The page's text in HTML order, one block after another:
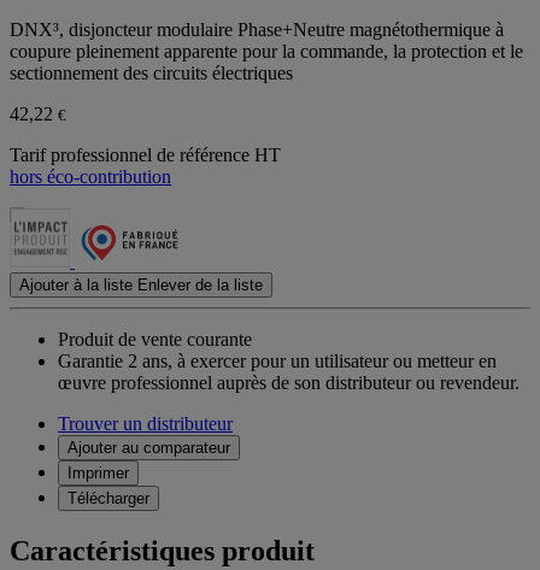
DNX³, disjoncteur modulaire Phase+Neutre magnétothermique à
coupure pleinement apparente pour la commande, la protection et le
sectionnement des circuits électriques
42,22 €
Tarif professionnel de référence HT
hors éco-contribution
Ajouter à la liste Enlever de la liste
Produit de vente courante
Garantie 2 ans, à exercer pour un utilisateur ou metteur en
œuvre professionnel auprès de son distributeur ou revendeur.
Trouver un distributeur
Ajouter au comparateur
Imprimer
Télécharger
Caractéristiques produit